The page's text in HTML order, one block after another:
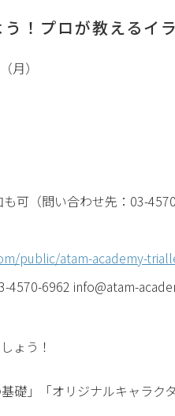
！ プロが教えるイ
月）
可（問い合わせ先：03-
public/atam-academy-
4570-6962 info@atam-
ょう！
礎」「オリジナルキャラ